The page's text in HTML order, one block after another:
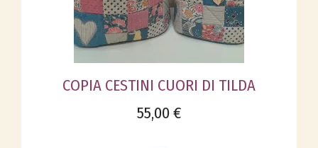
COPIA CESTINI CUORI DI TILDA
55,00 €